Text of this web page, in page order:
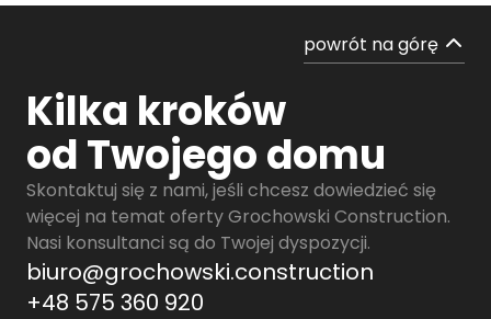
powrót na górę
Kilka kroków
od Twojego domu
Skontaktuj się z nami, jeśli chcesz dowiedzieć się
więcej na temat oferty Grochowski Construction.
Nasi konsultanci są do Twojej dyspozycji.
biuro@grochowski.construction
+48 575 360 920